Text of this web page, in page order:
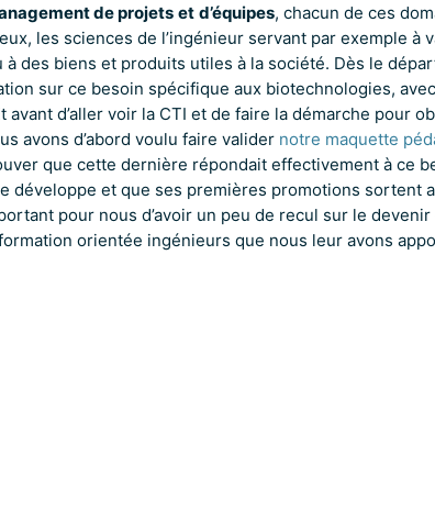
de projets et d’équipes, chacun de ces
les sciences de l’ingénieur servant par exemple à
des biens et produits utiles à la société. Dès le
sur ce besoin spécifique aux biotechnologies,
avant d’aller voir la CTI et de faire la démarche pour
avons d’abord voulu faire valider notre maquette
que cette dernière répondait effectivement à ce
développe et que ses premières promotions sortent
pour nous d’avoir un peu de recul sur le
orientée ingénieurs que nous leur avons